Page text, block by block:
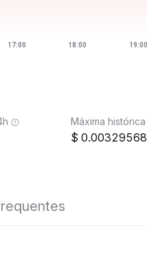
Máxima histórica
0.00329568